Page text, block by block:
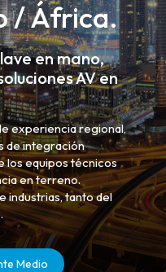
/ África.
en mano,
AV en
experiencia regional,
de integración
los equipos técnicos
en terreno.
industrias, tanto del
Medio